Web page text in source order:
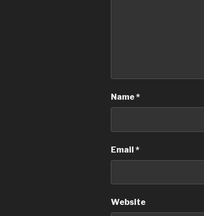
Name*
Email *
Website